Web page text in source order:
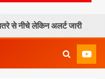
अलर्ट जारी